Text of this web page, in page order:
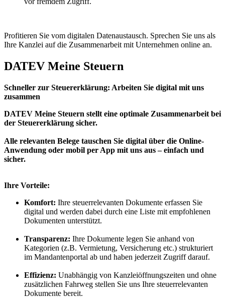
Profitieren Sie vom digitalen Datenaustausch. Sprechen Sie uns als
Ihre Kanzlei auf die Zusammenarbeit mit Unternehmen online an.
DATEV Meine Steuern
Schneller zur Steuererklärung: Arbeiten Sie digital mit uns
zusammen
DATEV Meine Steuern stellt eine optimale Zusammenarbeit bei
der Steuererklärung sicher.
Alle relevanten Belege tauschen Sie digital über die Online-
Anwendung oder mobil per App mit uns aus – einfach und
sicher.
Ihre Vorteile:
Komfort: Ihre steuerrelevanten Dokumente erfassen Sie
digital und werden dabei durch eine Liste mit empfohlenen
Dokumenten unterstützt.
Transparenz: Ihre Dokumente legen Sie anhand von
Kategorien (z.B. Vermietung, Versicherung etc.) strukturiert
im Mandantenportal ab und haben jederzeit Zugriff darauf.
Effizienz: Unabhängig von Kanzleiöffnungszeiten und ohne
zusätzlichen Fahrweg stellen Sie uns Ihre steuerrelevanten
Dokumente bereit.